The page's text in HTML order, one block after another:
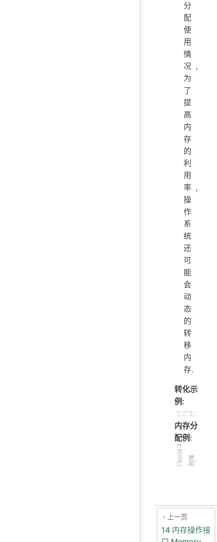
分
配
使
用
情
况,
为
了
提
高
内
存
的
利
用
率,
操
作
系
统
还
可
能
会
动
态
的
转
移
内
存.
转化示
例:
内存分
配例:
上一页
14 内存操作接